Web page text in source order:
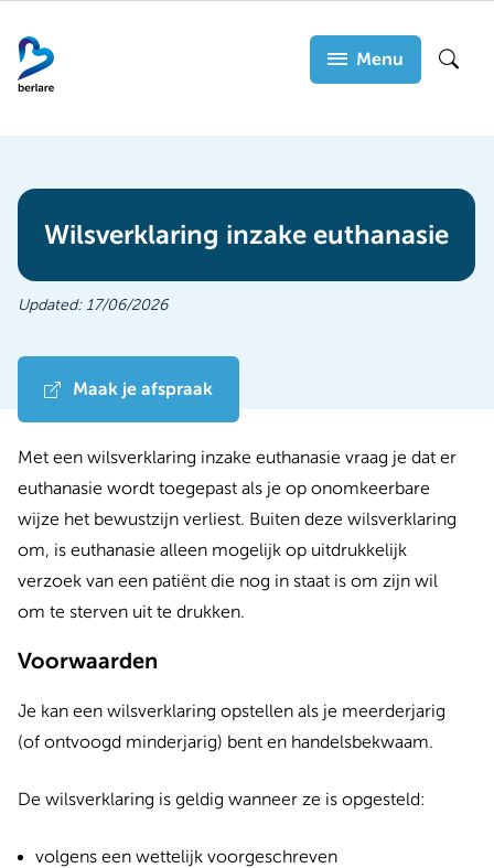
en
naar
Menu
Wilsverklaring inzake euthanasie
Updated: 17/06/2026
Maak je afspraak
Met een wilsverklaring inzake euthanasie vraag je dat er
euthanasie wordt toegepast als je op onomkeerbare
wijze het bewustzijn verliest. Buiten deze wilsverklaring
om, is euthanasie alleen mogelijk op uitdrukkelijk
verzoek van een patiënt die nog in staat is om zijn wil
om te sterven uit te drukken.
Voorwaarden
Je kan een wilsverklaring opstellen als je meerderjarig
(of ontvoogd minderjarig) bent en handelsbekwaam.
De wilsverklaring is geldig wanneer ze is opgesteld:
volgens een wettelijk voorgeschreven